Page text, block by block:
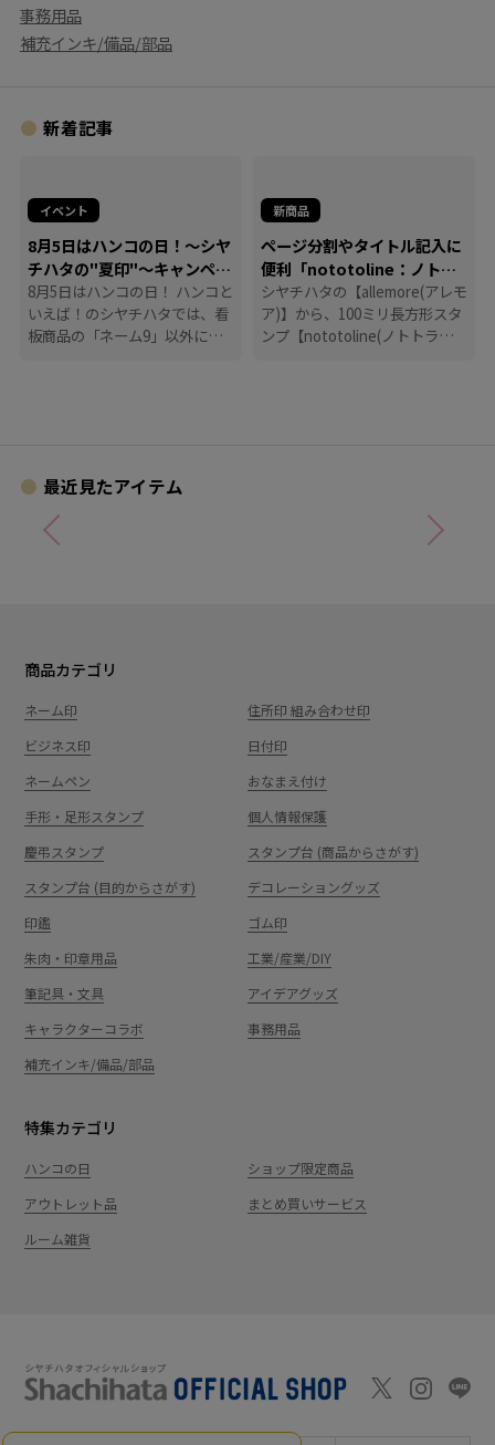
事務用品
補充インキ/備品/部品
新着記事
イベント
8月5日はハンコの日！～シヤ
チハタの"夏印"～キャンペー
ン
8月5日はハンコの日！ ハンコと
いえば！のシヤチハタでは、看
板商品の「ネーム9」以外に
新商品
ページ分割やタイトル記入に
便利「nototoline：ノトト
ライン」
シヤチハタの【allemore(アレモ
ア)】から、100ミリ長方形スタ
ンプ【nototoline(ノトトライ
最近見たアイテム
商品カテゴリ
ネーム印
住所印 組み合わせ印
ビジネス印
日付印
ネームペン
おなまえ付け
手形・足形スタンプ
個人情報保護
慶弔スタンプ
スタンプ台 (商品からさがす)
スタンプ台 (目的からさがす)
デコレーショングッズ
印鑑
ゴム印
朱肉・印章用品
工業/産業/DIY
筆記具・文具
アイデアグッズ
キャラクターコラボ
事務用品
補充インキ/備品/部品
特集カテゴリ
ハンコの日
ショップ限定商品
アウトレット品
まとめ買いサービス
ルーム雑貨